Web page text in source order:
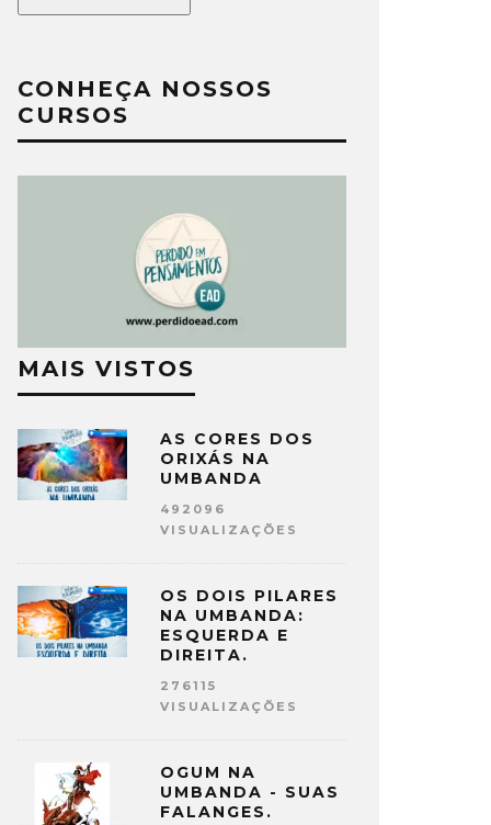
CONHEÇA NOSSOS
CURSOS
MAIS VISTOS
AS CORES DOS
ORIXÁS NA
UMBANDA
492096
VISUALIZAÇÕES
OS DOIS PILARES
NA UMBANDA:
ESQUERDA E
DIREITA.
276115
VISUALIZAÇÕES
OGUM NA
UMBANDA - SUAS
FALANGES.